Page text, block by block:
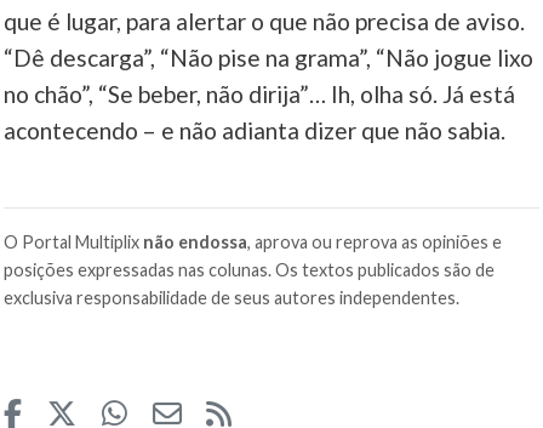
que é lugar, para alertar o que não precisa de aviso.
“Dê descarga”, “Não pise na grama”, “Não jogue lixo
no chão”, “Se beber, não dirija”… Ih, olha só. Já está
acontecendo – e não adianta dizer que não sabia.
O Portal Multiplix não endossa, aprova ou reprova as opiniões e
posições expressadas nas colunas. Os textos publicados são de
exclusiva responsabilidade de seus autores independentes.